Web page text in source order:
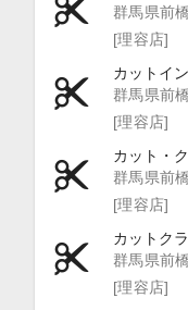
群馬県前
[理容店]
カットイ
群馬県前
[理容店]
カット・
群馬県前
[理容店]
カットク
群馬県前
[理容店]